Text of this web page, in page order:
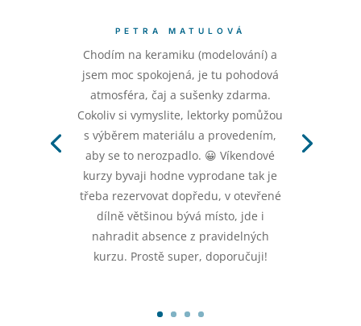
PETRA MATULOVÁ
Chodím na keramiku (modelování) a
jsem moc spokojená, je tu pohodová
atmosféra, čaj a sušenky zdarma.
Cokoliv si vymyslite, lektorky pomůžou
s výběrem materiálu a provedením,
aby se to nerozpadlo. 😀 Víkendové
kurzy byvaji hodne vyprodane tak je
třeba rezervovat dopředu, v otevřené
dílně většinou bývá místo, jde i
nahradit absence z pravidelných
kurzu. Prostě super, doporučuji!